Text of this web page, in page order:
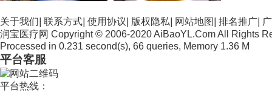
关于我们 联系方式 使用协议 版权隐私 网站地图 排名推广
润宝医疗网 Copyright © 2006-2020 AiBaoYL.Com All Rights
Processed in 0.231 second(s), 66 queries, Memory 1.36 M
平台客服
平台热线：